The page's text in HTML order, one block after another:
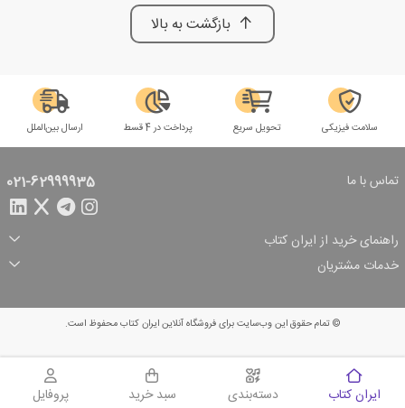
بازگشت به بالا
سلامت فیزیکی تحویل سریع پرداخت در 4 قسط ارسال بین‌الملل
تماس با ما 021-62999935
راهنمای خرید از ایران کتاب
ثبت سفارش
شرایط ارسال سفارش
شیوه پرداخت
تخفیف‌های خرید
خدمات مشتریان
© تمام حقوق این وب‌سایت برای فروشگاه آنلاین ایران کتاب محفوظ است.
ایران کتاب دسته‌بندی
سبد خرید
سبد خرید پروفایل